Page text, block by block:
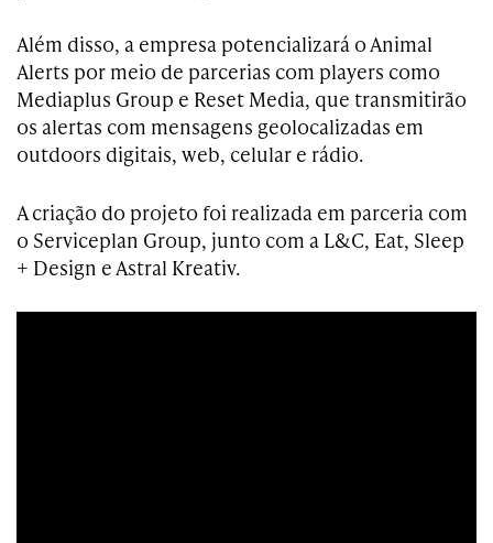
Além disso, a empresa potencializará o Animal
Alerts por meio de parcerias com players como
Mediaplus Group e Reset Media, que transmitirão
os alertas com mensagens geolocalizadas em
outdoors digitais, web, celular e rádio.
A criação do projeto foi realizada em parceria com
o Serviceplan Group, junto com a L&C, Eat, Sleep
+ Design e Astral Kreativ.